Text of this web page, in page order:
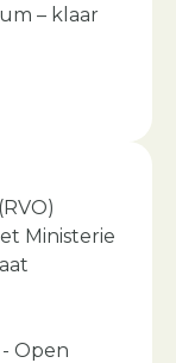
– klaar
Ministerie
Open